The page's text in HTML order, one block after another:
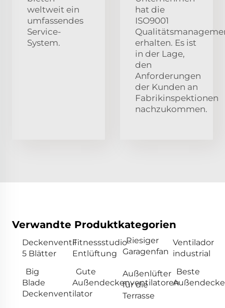
weltweit ein
umfassendes
Service-
System.
hat die
ISO9001
erhalten. Es ist
in der Lage,
den
Anforderungen
der Kunden an
Fabrikinspektionen
nachzukommen.
Verwandte Produktkategorien
Deckenventil
5 Blätter
Fitnessstudio-
Entlüftung
Riesiger
Garagenfan
Ventilador
industrial
Big
Blade
Deckenventilator
Gute
Außendeckenventilatoren
Außenlüfter
für die
Terrasse
Beste